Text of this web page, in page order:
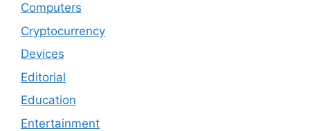
Computers
Cryptocurrency
Devices
Editorial
Education
Entertainment